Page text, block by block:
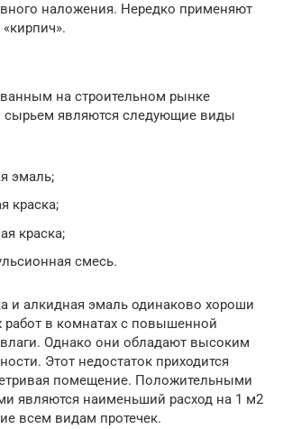
наложения. Нередко применяют
на строительном рынке
сырьем являются следующие виды
эмаль;
краска;
краска;
смесь.
и алкидная эмаль одинаково хороши
работ в комнатах с повышенной
Однако они обладают высоким
Этот недостаток приходится
помещение. Положительными
являются наименьший расход на 1 м2
всем видам протечек.